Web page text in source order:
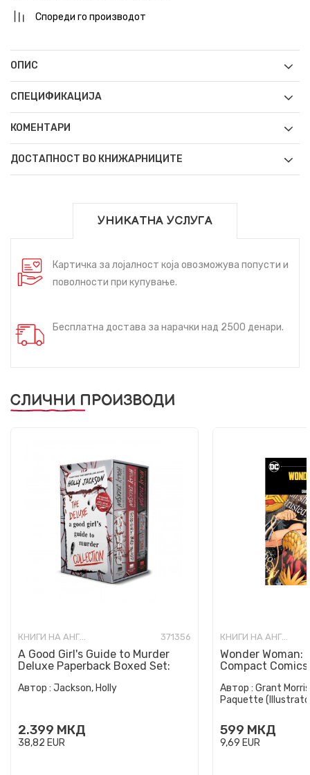
Спореди го производот
ОПИС
СПЕЦИФИКАЦИЈА
КОМЕНТАРИ
ДОСТАПНОСТ ВО КНИЖАРНИЦИТЕ
УНИКАТНА УСЛУГА
Картичка за лојалност која овозможува попусти и
поволности при купување.
Бесплатна достава за нарачки над 2500 денари.
СЛИЧНИ ПРОИЗВОДИ
КНИГИ НА АНГЛИСКИ ЈАЗИК 371356
A Good Girl's Guide to Murder
Deluxe Paperback Boxed Set:
Автор : Jackson, Holly
2.399 МКД
38,82 EUR
КНИГИ НА АНГЛИСКИ ЈАЗИК
Wonder Woman:
Compact
Автор : Grant
Paquette
599 МКД
9,69 EUR